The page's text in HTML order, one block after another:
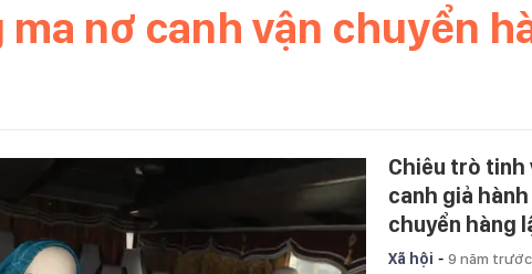
ma nơ canh vận chuyển
Chiêu trò tinh
canh giả
chuyển hàng
Xã hội - 9 năm trước